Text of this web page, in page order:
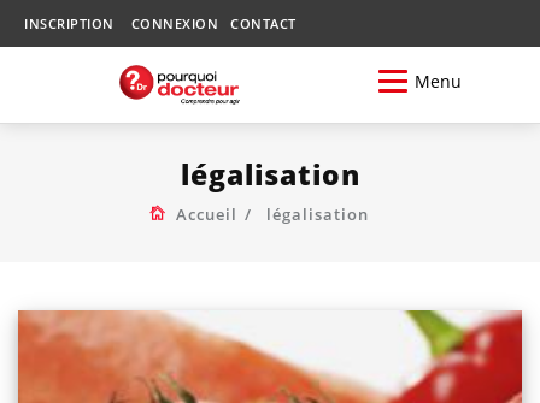
INSCRIPTION CONNEXION CONTACT
Menu
légalisation
Accueil légalisation